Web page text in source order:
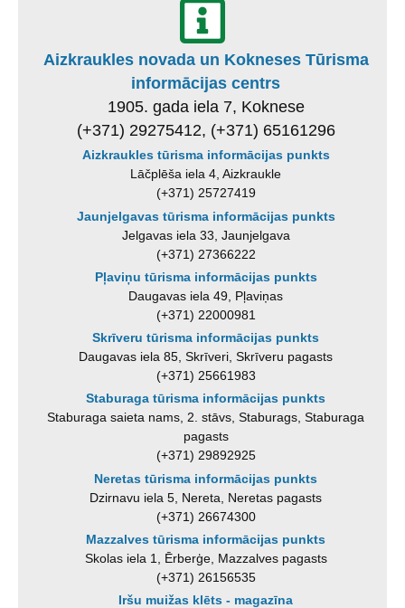
Aizkraukles novada un Kokneses Tūrisma
informācijas centrs
1905. gada iela 7, Koknese
(+371) 29275412, (+371) 65161296
Aizkraukles tūrisma informācijas punkts
Lāčplēša iela 4, Aizkraukle
(+371) 25727419
Jaunjelgavas tūrisma informācijas punkts
Jelgavas iela 33, Jaunjelgava
(+371) 27366222
Pļaviņu tūrisma informācijas punkts
Daugavas iela 49, Pļaviņas
(+371) 22000981
Skrīveru tūrisma informācijas punkts
Daugavas iela 85, Skrīveri, Skrīveru pagasts
(+371) 25661983
Staburaga tūrisma informācijas punkts
Staburaga saieta nams, 2. stāvs, Staburags, Staburaga
pagasts
(+371) 29892925
Neretas tūrisma informācijas punkts
Dzirnavu iela 5, Nereta, Neretas pagasts
(+371) 26674300
Mazzalves tūrisma informācijas punkts
Skolas iela 1, Ērberģe, Mazzalves pagasts
(+371) 26156535
Iršu muižas klēts - magazīna